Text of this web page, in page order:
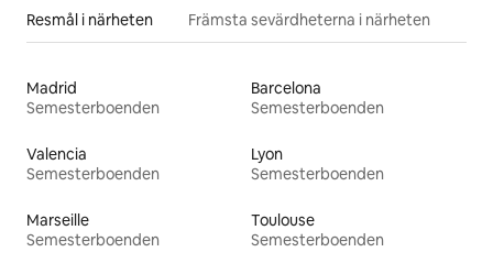
Resmål i närheten Främsta sevärdheterna i närheten
Madrid
Semesterboenden
Barcelona
Semesterboenden
Valencia
Semesterboenden
Lyon
Semesterboenden
Marseille
Semesterboenden
Toulouse
Semesterboenden